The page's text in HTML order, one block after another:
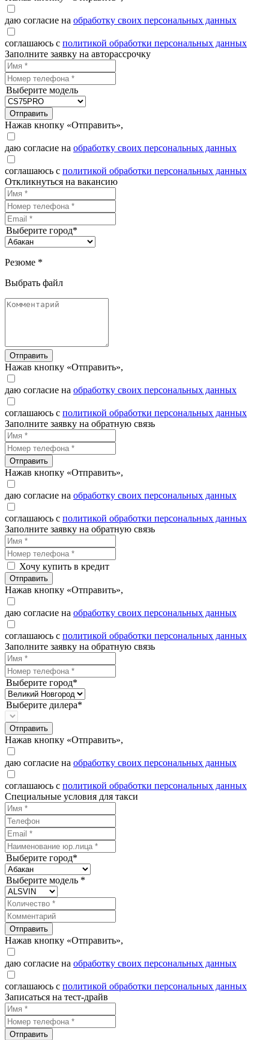
даю согласие на обработку своих персональных данных
соглашаюсь с политикой обработки персональных данных
Заполните заявку на авторассрочку
Выберите модель
Отправить
Нажав кнопку «Отправить»,
даю согласие на обработку своих персональных данных
соглашаюсь с политикой обработки персональных данных
Откликнуться на вакансию
Выберите город*
Резюме *
Выбрать файл
Отправить
Нажав кнопку «Отправить»,
даю согласие на обработку своих персональных данных
соглашаюсь с политикой обработки персональных данных
Заполните заявку на обратную связь
Отправить
Нажав кнопку «Отправить»,
даю согласие на обработку своих персональных данных
соглашаюсь с политикой обработки персональных данных
Заполните заявку на обратную связь
Хочу купить в кредит
Отправить
Нажав кнопку «Отправить»,
даю согласие на обработку своих персональных данных
соглашаюсь с политикой обработки персональных данных
Заполните заявку на обратную связь
Выберите город*
Выберите дилера*
Отправить
Нажав кнопку «Отправить»,
даю согласие на обработку своих персональных данных
соглашаюсь с политикой обработки персональных данных
Специальные условия для такси
Выберите город*
Выберите модель *
Отправить
Нажав кнопку «Отправить»,
даю согласие на обработку своих персональных данных
соглашаюсь с политикой обработки персональных данных
Записаться на тест-драйв
Отправить